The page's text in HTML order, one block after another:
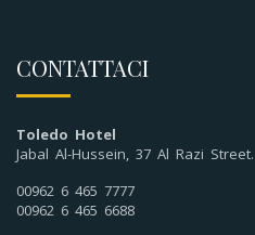
CONTATTACI
Toledo Hotel
Jabal Al-Hussein, 37 Al Razi Street.
00962 6 465 7777
00962 6 465 6688